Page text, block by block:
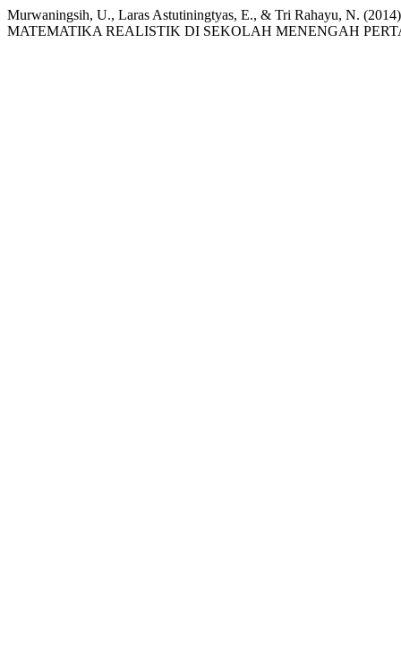
Murwaningsih, U., Laras Astutiningtyas, E., & Tri Rahayu, N.
MATEMATIKA REALISTIK DI SEKOLAH MENENGAH